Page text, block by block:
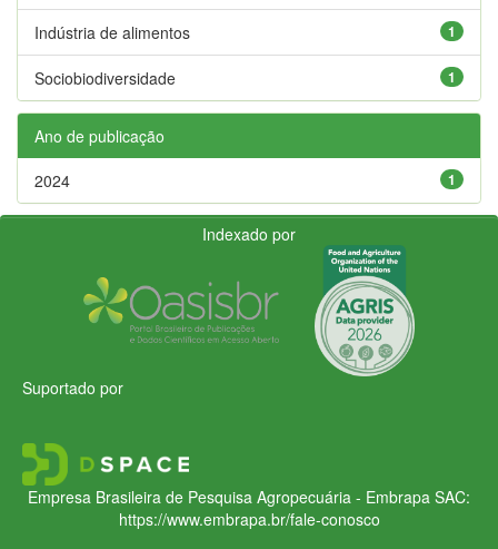
1
Indústria de alimentos
1
Sociobiodiversidade
Ano de publicação
1
2024
Indexado por
Suportado por
Empresa Brasileira de Pesquisa Agropecuária - Embrapa SAC:
https://www.embrapa.br/fale-conosco